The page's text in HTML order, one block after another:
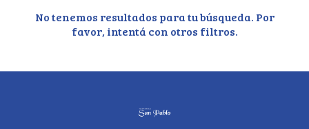
No tenemos resultados para tu búsqueda. Por
favor, intentá con otros filtros.